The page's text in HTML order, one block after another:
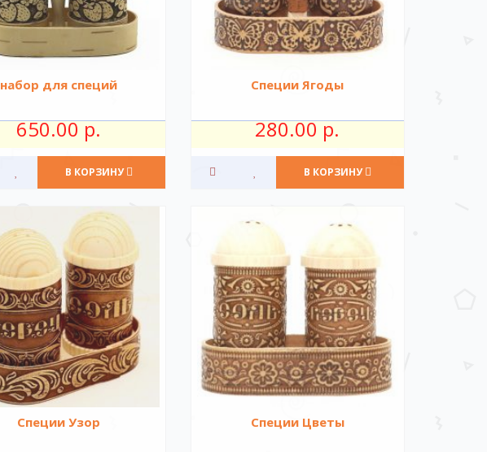
набор для специй
650.00 р.
В КОРЗИНУ
Специи Ягоды
280.00 р.
В КОРЗИНУ
Специи Узор Специи Цветы